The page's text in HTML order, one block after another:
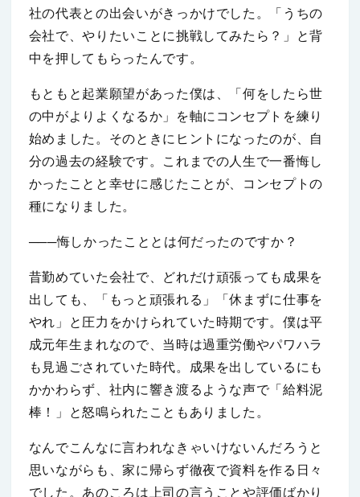
社の代表との出会いがきっかけでした。「うちの
会社で、やりたいことに挑戦してみたら？」と背
中を押してもらったんです。
もともと起業願望があった僕は、「何をしたら世
の中がよりよくなるか」を軸にコンセプトを練り
始めました。そのときにヒントになったのが、自
分の過去の経験です。これまでの人生で一番悔し
かったことと幸せに感じたことが、コンセプトの
種になりました。
───悔しかったこととは何だったのですか？
昔勤めていた会社で、どれだけ頑張っても成果を
出しても、「もっと頑張れる」「休まずに仕事を
やれ」と圧力をかけられていた時期です。僕は平
成元年生まれなので、当時は過重労働やパワハラ
も見過ごされていた時代。成果を出しているにも
かかわらず、社内に響き渡るような声で「給料泥
棒！」と怒鳴られたこともありました。
なんでこんなに言われなきゃいけないんだろうと
思いながらも、家に帰らず徹夜で資料を作る日々
でした。あのころは上司の言うことや評価ばかり